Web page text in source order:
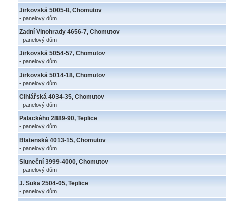
Jirkovská 5005-8, Chomutov
- panelový dům
Zadní Vinohrady 4656-7, Chomutov
- panelový dům
Jirkovská 5054-57, Chomutov
- panelový dům
Jirkovská 5014-18, Chomutov
- panelový dům
Cihlářská 4034-35, Chomutov
- panelový dům
Palackého 2889-90, Teplice
- panelový dům
Blatenská 4013-15, Chomutov
- panelový dům
Sluneční 3999-4000, Chomutov
- panelový dům
J. Suka 2504-05, Teplice
- panelový dům